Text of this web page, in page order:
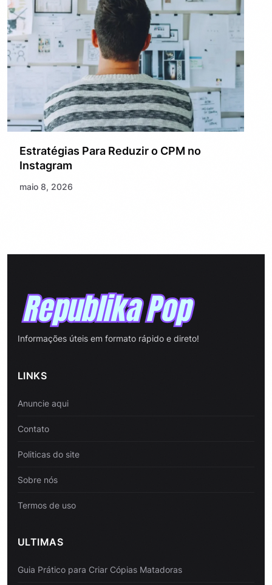
Estratégias Para Reduzir o CPM no
Instagram
maio 8, 2026
Informações úteis em formato rápido e direto!
LINKS
Anuncie aqui
Contato
Politicas do site
Sobre nós
Termos de uso
ULTIMAS
Guia Prático para Criar Cópias Matadoras